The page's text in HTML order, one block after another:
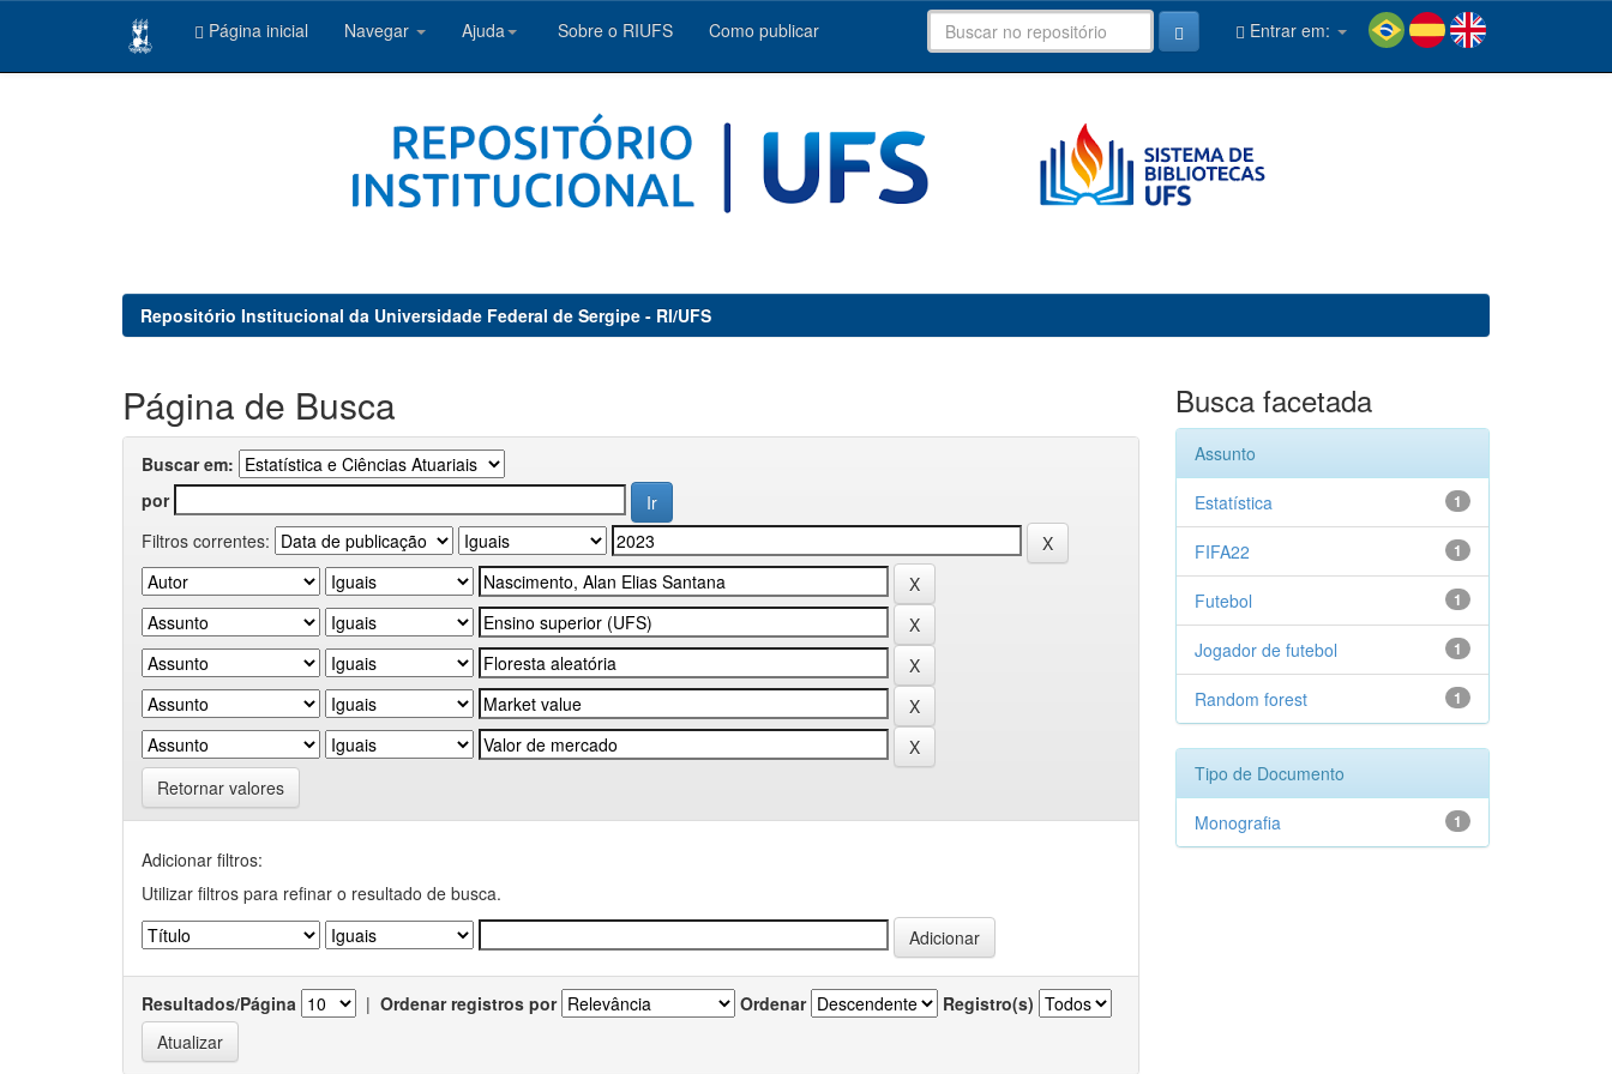
Página inicial Navegar Ajuda Sobre o RIUFS Como publicar Entrar em:
Repositório Institucional da Universidade Federal de Sergipe - RI/UFS
Página de Busca
Buscar em:
por
Filtros correntes:
Retornar valores
Adicionar filtros:
Utilizar filtros para refinar o resultado de busca.
Resultados/Página | Ordenar registros por Ordenar Registro(s)
Busca facetada
Assunto
1
Estatística
1
FIFA22
1
Futebol
1
Jogador de futebol
1
Random forest
Tipo de Documento
1
Monografia